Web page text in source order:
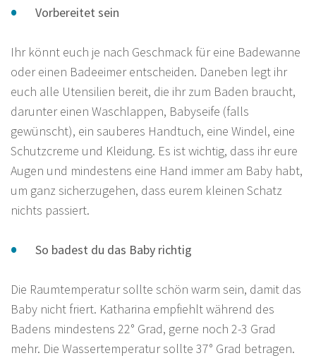
Vorbereitet sein
Ihr könnt euch je nach Geschmack für eine Badewanne
oder einen Badeeimer entscheiden. Daneben legt ihr
euch alle Utensilien bereit, die ihr zum Baden braucht,
darunter einen Waschlappen, Babyseife (falls
gewünscht), ein sauberes Handtuch, eine Windel, eine
Schutzcreme und Kleidung. Es ist wichtig, dass ihr eure
Augen und mindestens eine Hand immer am Baby habt,
um ganz sicherzugehen, dass eurem kleinen Schatz
nichts passiert.
So badest du das Baby richtig
Die Raumtemperatur sollte schön warm sein, damit das
Baby nicht friert. Katharina empfiehlt während des
Badens mindestens 22° Grad, gerne noch 2-3 Grad
mehr. Die Wassertemperatur sollte 37° Grad betragen.